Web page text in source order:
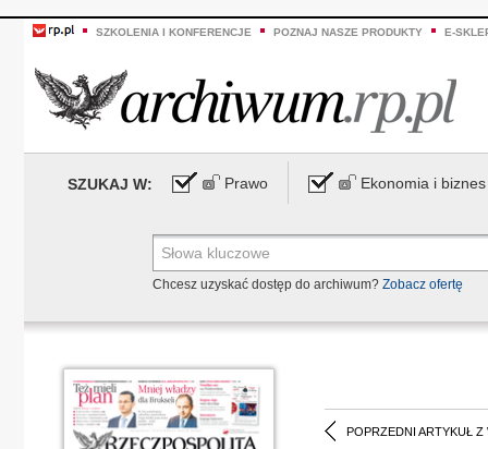
SZKOLENIA I KONFERENCJE POZNAJ NASZE PRODUKTY E-
SZUKAJ W: Prawo Ekonomia i biznes
Chcesz uzyskać dostęp do archiwum? Zobacz ofertę
POPRZEDNI ARTYKUŁ Z